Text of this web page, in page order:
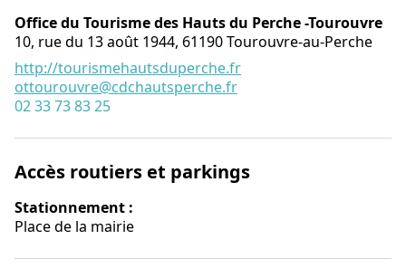
Office du Tourisme des Hauts du Perche -Tourouvre
10, rue du 13 août 1944, 61190Tourouvre-au-Perche
http://tourismehautsduperche.fr
ottourouvre@cdchautsperche.fr
02 33 73 83 25
Accès routiers et parkings
Stationnement :
Place de la mairie